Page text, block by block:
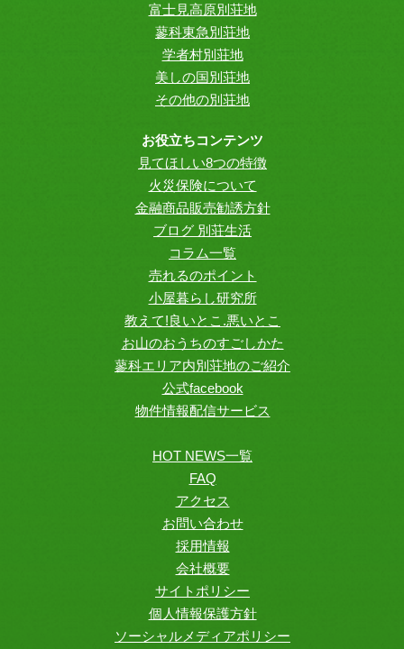
富士見高原別荘地
蓼科東急別荘地
学者村別荘地
美しの国別荘地
その他の別荘地
お役立ちコンテンツ
見てほしい8つの特徴
火災保険について
金融商品販売勧誘方針
ブログ 別荘生活
コラム一覧
売れるのポイント
小屋暮らし研究所
教えて!良いとこ.悪いとこ
お山のおうちのすごしかた
蓼科エリア内別荘地のご紹介
公式facebook
物件情報配信サービス
HOT NEWS一覧
FAQ
アクセス
お問い合わせ
採用情報
会社概要
サイトポリシー
個人情報保護方針
ソーシャルメディアポリシー